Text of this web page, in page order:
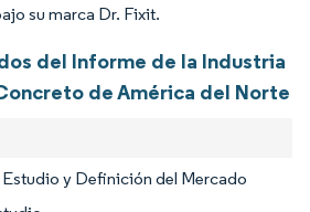
su marca Dr. Fixit.
del Informe de la Industria
de América del Norte
Estudio y Definición del Mercado